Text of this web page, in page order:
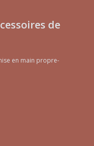
de
en main propre-